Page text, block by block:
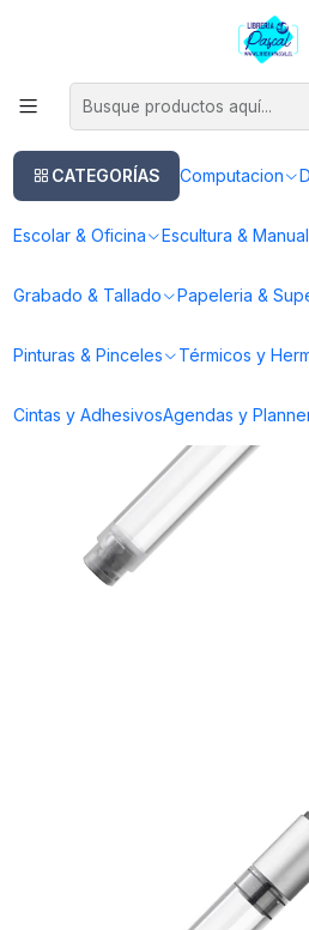
CATEGORÍAS Computacion
Escolar & Oficina Escultura &
Grabado & Tallado Papeleria &
Pinturas & Pinceles Térmicos y
Cintas y AdhesivosAgendas y
Este es el texto del
Convertidor para Pluma